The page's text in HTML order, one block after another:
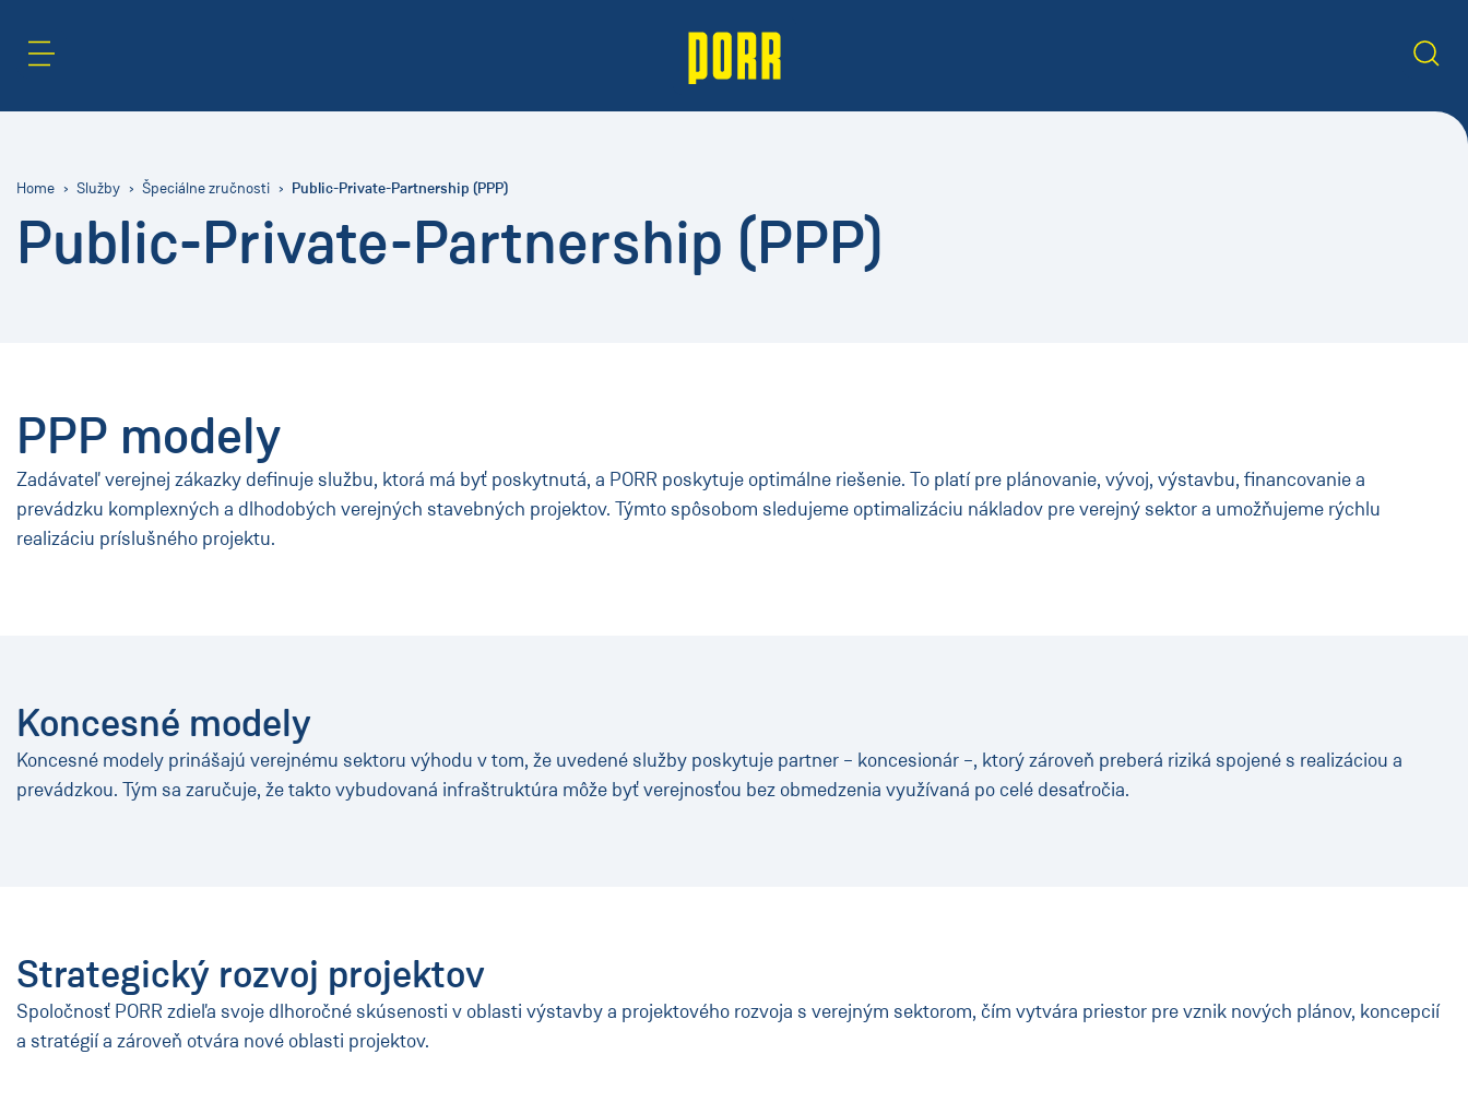
Home Služby Špeciálne zručnosti Public-Private-Partnership (PPP)
Public-Private-Partnership (PPP)
PPP modely
Zadávateľ verejnej zákazky definuje službu, ktorá má byť poskytnutá, a PORR poskytuje optimálne riešenie. To platí pre plánovanie, vývoj, výstavbu, financovanie a
prevádzku komplexných a dlhodobých verejných stavebných projektov. Týmto spôsobom sledujeme optimalizáciu nákladov pre verejný sektor a umožňujeme rýchlu
realizáciu príslušného projektu.
Koncesné modely
Koncesné modely prinášajú verejnému sektoru výhodu v tom, že uvedené služby poskytuje partner – koncesionár –, ktorý zároveň preberá riziká spojené s realizáciou a
prevádzkou. Tým sa zaručuje, že takto vybudovaná infraštruktúra môže byť verejnosťou bez obmedzenia využívaná po celé desaťročia.
Strategický rozvoj projektov
Spoločnosť PORR zdieľa svoje dlhoročné skúsenosti v oblasti výstavby a projektového rozvoja s verejným sektorom, čím vytvára priestor pre vznik nových plánov, koncepcií
a stratégií a zároveň otvára nové oblasti projektov.